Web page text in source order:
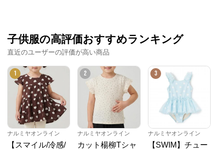
子供服の高評価おすすめランキング
直近のユーザーの評価が高い商品
1
ナルミヤオンライン
【スマイル/冷感/
2
ナルミヤオンライン
カット楊柳Tシャ
3
ナルミヤオンライン
【SWIM】チュー
ナルミヤオンライン
ナルミヤオンライン公式通販ショップ。人気子供服メ
ゾピアノ、プティマイン、ラブトキシック、アナスイ
ミニ等、全ブランド、全商品をご覧いただけます。